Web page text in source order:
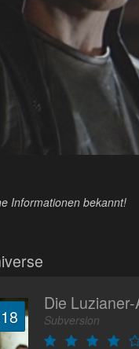
Informationen bekannt!
Die
Subversion